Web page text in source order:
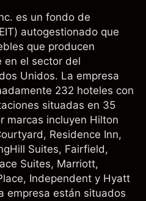
es un fondo de
autogestionado que
que producen
en el sector del
Unidos. La empresa
232 hoteles con
situadas en 35
marcas incluyen Hilton
Residence Inn,
Suites, Fairfield,
Suites, Marriott,
Independent y Hyatt
empresa están situados